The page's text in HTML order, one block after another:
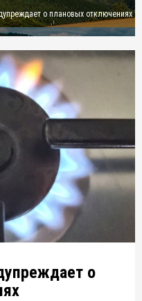
о плановых отключениях
о